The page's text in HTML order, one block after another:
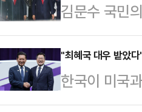
셜미디어
태의 상의 차
전 국회에서
대 정의선 회
이 말했다.앞
15%로 낮추
김문수 국민
쏟아내는 것
많지 않다"고
발표 직후 기
파 출당 여부
"최혜국 대우 받았
한국이 미국
다.정청래 더